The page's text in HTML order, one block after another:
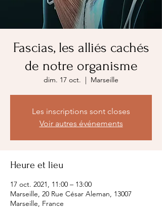
Fascias, les alliés cachés
de notre organisme
dim. 17 oct.
  |
Marseille
Les inscriptions sont closes
Voir autres événements
Heure et lieu
17 oct. 2021, 11:00 – 13:00
Marseille, 20 Rue César Aleman, 13007
Marseille, France